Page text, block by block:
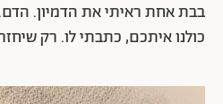
בבת אחת ראיתי את הדמיון.
כולנו איתכם, כתבתי לו. רק